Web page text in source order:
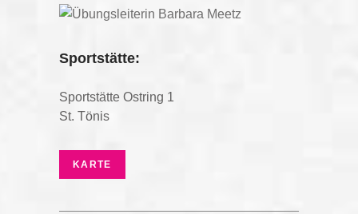
Sportstätte:
Sportstätte Ostring 1
St. Tönis
KARTE